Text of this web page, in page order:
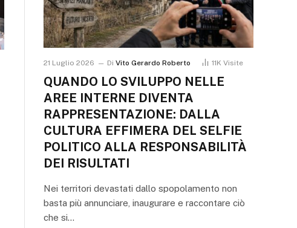
21 Luglio 2026 Di Vito Gerardo Roberto 11K Visite
QUANDO LO SVILUPPO NELLE
AREE INTERNE DIVENTA
RAPPRESENTAZIONE: DALLA
CULTURA EFFIMERA DEL SELFIE
POLITICO ALLA RESPONSABILITÀ
DEI RISULTATI
Nei territori devastati dallo spopolamento non
basta più annunciare, inaugurare e raccontare ciò
che si…